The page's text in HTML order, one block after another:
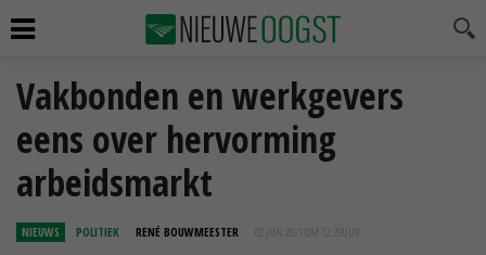
Vakbonden en werkgevers
eens over hervorming
arbeidsmarkt
NIEUWS POLITIEK RENÉ BOUWMEESTER 02 JUN 2021 OM 12:29